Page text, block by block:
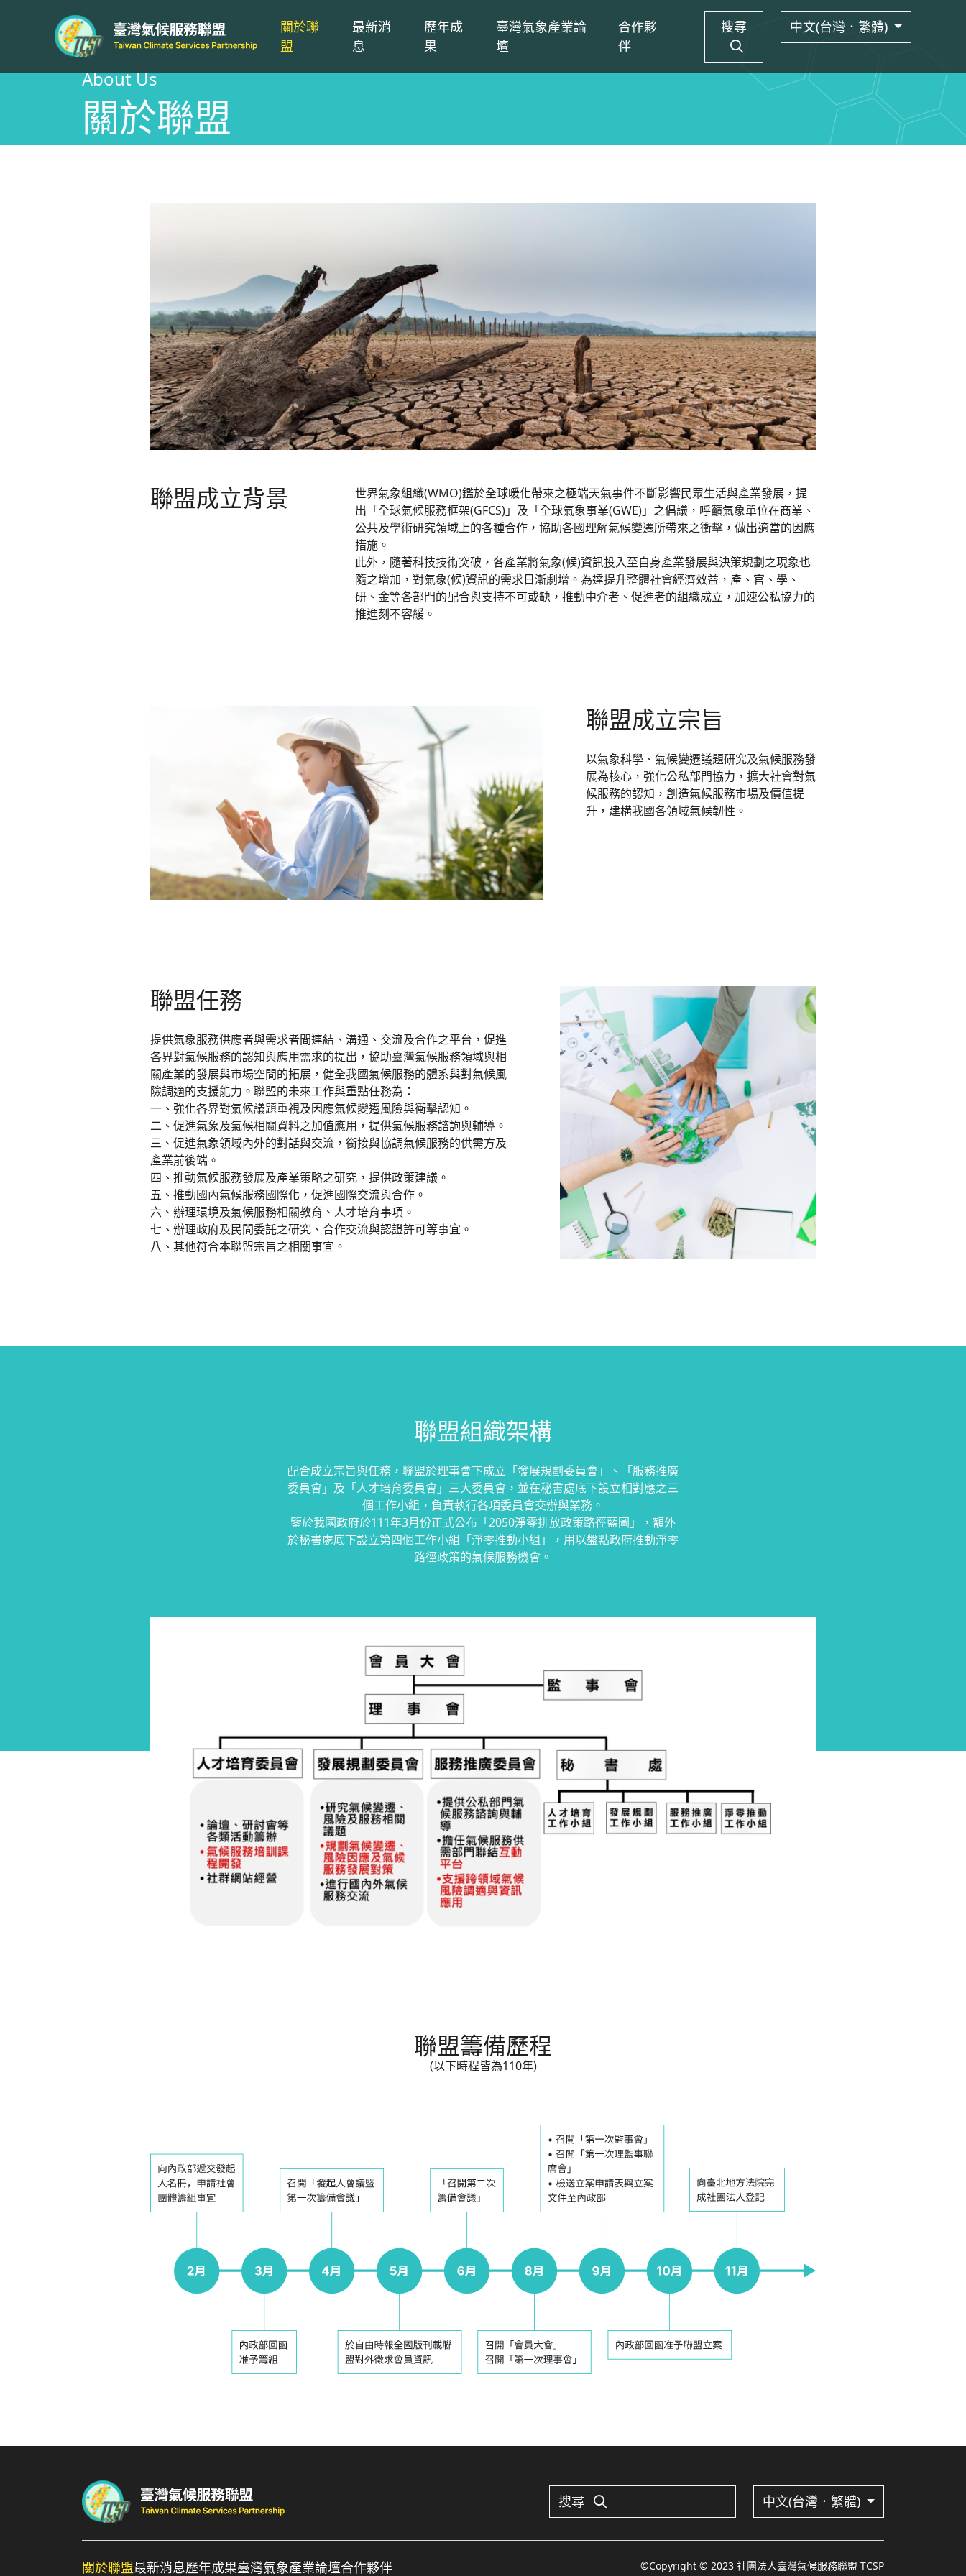
關於聯
盟
最新消
息
歷年成
果
臺灣氣象產業論
壇
合作夥
伴
搜尋 中文(台灣．繁體)
About Us
關於聯盟
聯盟成立背景
世界氣象組織(WMO)鑑於全球暖化帶來之極端天氣事件不斷影響民眾生活與產業發展，提
出「全球氣候服務框架(GFCS)」及「全球氣象事業(GWE)」之倡議，呼籲氣象單位在商業、
公共及學術研究領域上的各種合作，協助各國理解氣候變遷所帶來之衝擊，做出適當的因應
措施。
此外，隨著科技技術突破，各產業將氣象(候)資訊投入至自身產業發展與決策規劃之現象也
隨之增加，對氣象(候)資訊的需求日漸劇增。為達提升整體社會經濟效益，產、官、學、
研、金等各部門的配合與支持不可或缺，推動中介者、促進者的組織成立，加速公私協力的
推進刻不容緩。
聯盟成立宗旨
以氣象科學、氣候變遷議題研究及氣候服務發
展為核心，強化公私部門協力，擴大社會對氣
候服務的認知，創造氣候服務市場及價值提
升，建構我國各領域氣候韌性。
聯盟任務
提供氣象服務供應者與需求者間連結、溝通、交流及合作之平台，促進
各界對氣候服務的認知與應用需求的提出，協助臺灣氣候服務領域與相
關產業的發展與市場空間的拓展，健全我國氣候服務的體系與對氣候風
險調適的支援能力。聯盟的未來工作與重點任務為：
一、強化各界對氣候議題重視及因應氣候變遷風險與衝擊認知。
二、促進氣象及氣候相關資料之加值應用，提供氣候服務諮詢與輔導。
三、促進氣象領域內外的對話與交流，銜接與協調氣候服務的供需方及
產業前後端。
四、推動氣候服務發展及產業策略之研究，提供政策建議。
五、推動國內氣候服務國際化，促進國際交流與合作。
六、辦理環境及氣候服務相關教育、人才培育事項。
七、辦理政府及民間委託之研究、合作交流與認證許可等事宜。
八、其他符合本聯盟宗旨之相關事宜。
聯盟組織架構
配合成立宗旨與任務，聯盟於理事會下成立「發展規劃委員會」、「服務推廣
委員會」及「人才培育委員會」三大委員會，並在秘書處底下設立相對應之三
個工作小組，負責執行各項委員會交辦與業務。
鑒於我國政府於111年3月份正式公布「2050淨零排放政策路徑藍圖」，額外
於秘書處底下設立第四個工作小組「淨零推動小組」，用以盤點政府推動淨零
路徑政策的氣候服務機會。
聯盟籌備歷程
(以下時程皆為110年)
搜尋 中文(台灣．繁體)
關於聯盟最新消息歷年成果臺灣氣象產業論壇合作夥伴 ©Copyright © 2023 社團法人臺灣氣候服務聯盟 TCSP